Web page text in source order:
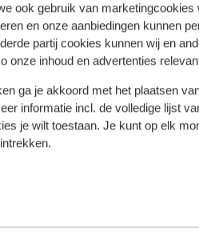
ook gebruik van marketingcookies
en onze aanbiedingen kunnen
partij cookies kunnen wij en
onze inhoud en advertenties
ga je akkoord met het plaatsen
informatie incl. de volledige lijst
je wilt toestaan. Je kunt op elk
m
750 m
500 m
13 km
50 m